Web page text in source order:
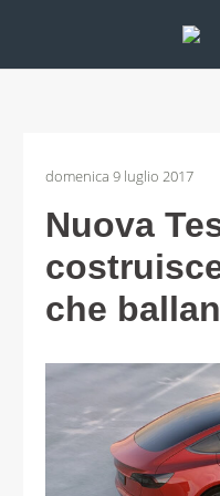
domenica 9 luglio 2017
Nuova
che